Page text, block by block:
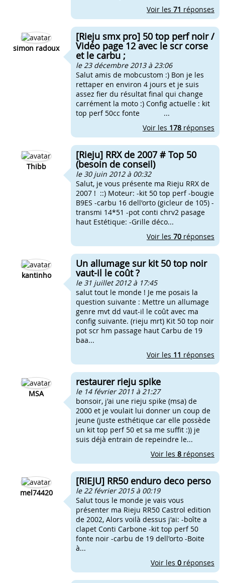
Voir les 71 réponses
simon radoux
[Rieju smx pro] 50 top perf noir /
Vidéo page 12 avec le scr corse
et le carbu ;
le 23 décembre 2013 à 23:06
Salut amis de mobcustom :) Bon je les
rettaper en environ 4 jours et je suis
assez fier du résultat final qui change
carrément la moto :) Config actuelle : kit
top perf 50cc fonte ...
Voir les 178 réponses
Thibb
[Rieju] RRX de 2007 # Top 50
(besoin de conseil)
le 30 juin 2012 à 00:32
Salut, je vous présente ma Rieju RRX de
2007 ! ::) Moteur: -kit 50 top perf -bougie
B9ES -carbu 16 dell'orto (gicleur de 105) -
transmi 14*51 -pot conti chrv2 pasage
haut Estétique: -Grille déco...
Voir les 70 réponses
kantinho
Un allumage sur kit 50 top noir
vaut-il le coût ?
le 31 juillet 2012 à 17:45
salut tout le monde ! Je me posais la
question suivante : Mettre un allumage
genre mvt dd vaut-il le coût avec ma
config suivante. (rieju mrt) Kit 50 top noir
pot scr hm passage haut Carbu de 19
baa...
Voir les 11 réponses
MSA
restaurer rieju spike
le 14 février 2011 à 21:27
bonsoir, j'ai une rieju spike (msa) de
2000 et je voulait lui donner un coup de
jeune (juste esthétique car elle possède
un kit top perf 50 et sa me suffit :)) je
suis déjà entrain de repeindre le...
Voir les 8 réponses
mel74420
[RIEJU] RR50 enduro deco perso
le 22 février 2015 à 00:19
Salut tous le monde je vais vous
présenter ma Rieju RR50 Castrol edition
de 2002, Alors voilà dessus j'ai: -boîte a
clapet Conti Carbone -kit top perf 50
fonte noir -carbu de 19 dell'orto -Boite
à...
Voir les 0 réponses